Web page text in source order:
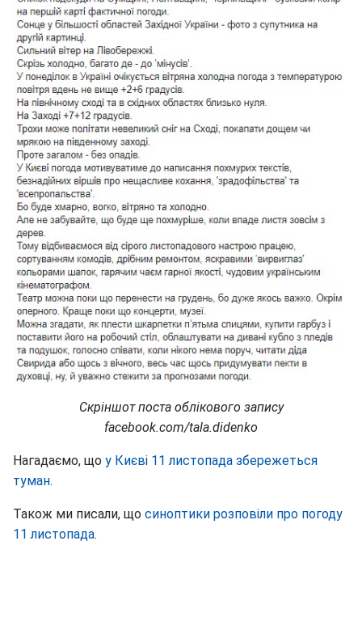
Скріншот поста облікового запису
facebook.com/tala.didenko
Нагадаємо, що у Києві 11 листопада збережеться
туман.
Також ми писали, що синоптики розповіли про погоду
11 листопада.